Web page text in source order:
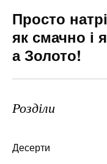
Просто
як смачно і
а Золото!
Розділи
Десерти